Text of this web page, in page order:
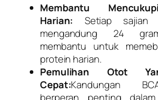
Membantu
Harian: Setiap sajian
mengandung 24
membantu untuk
protein harian.
Pemulihan Otot
Cepat:Kandungan
berperan penting